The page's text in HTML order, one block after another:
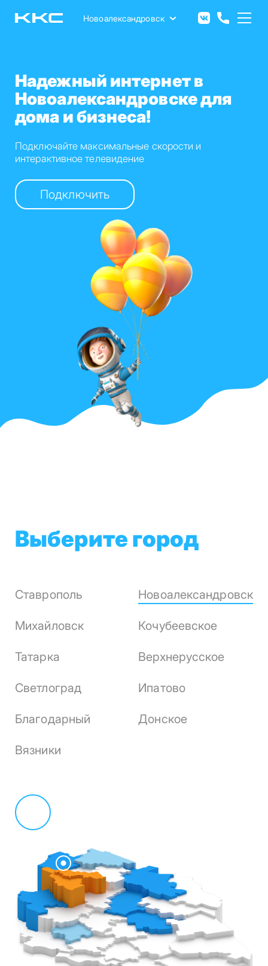
Новоалександровск
Надежный интернет в
Новоалександровске для
дома и бизнеса!
Подключайте максимальные скорости и
интерактивное телевидение
Подключить
Выберите город
Ставрополь Новоалександровск
Михайловск Кочубеевское
Татарка Верхнерусское
Светлоград Ипатово
Благодарный Донское
Вязники